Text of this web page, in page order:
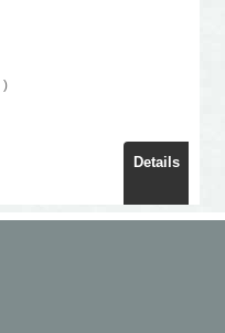
)
Details